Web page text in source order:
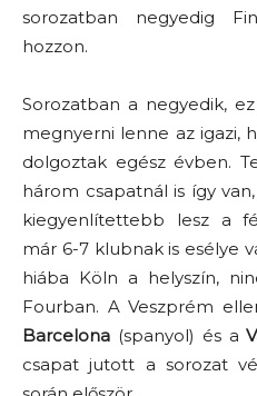
sorozatban negyedig
hozzon.
Sorozatban a negyedik,
megnyerni lenne az igazi,
dolgoztak egész évben.
három csapatnál is így
kiegyenlítettebb lesz a
már 6-7 klubnak is esélye
hiába Köln a helyszín,
Fourban. A Veszprém
Barcelona (spanyol) és a
csapat jutott a sorozat